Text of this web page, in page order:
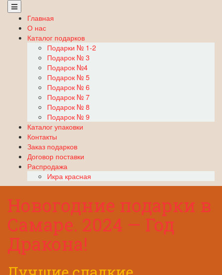
Skip
Главная
О нас
Каталог подарков
Подарки № 1-2
Подарок № 3
Подарок №4
Подарок № 5
Подарок № 6
Подарок № 7
Подарок № 8
Подарок № 9
Каталог упаковки
Контакты
Заказ подарков
Договор поставки
Распродажа
Икра красная
Новогодние подарки в
Самаре. 2024 — Год
Дракона!